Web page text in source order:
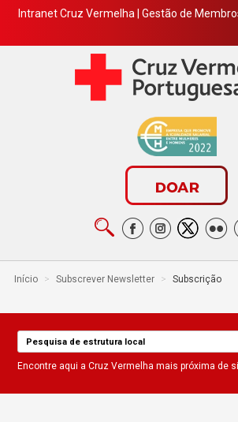
Intranet Cruz Vermelha Gestão de
Início > Subscrever Newsletter > Subscrição
Encontre aqui a Cruz Vermelha mais próxima de